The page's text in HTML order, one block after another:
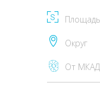
Площадь
Округ
От МКАД